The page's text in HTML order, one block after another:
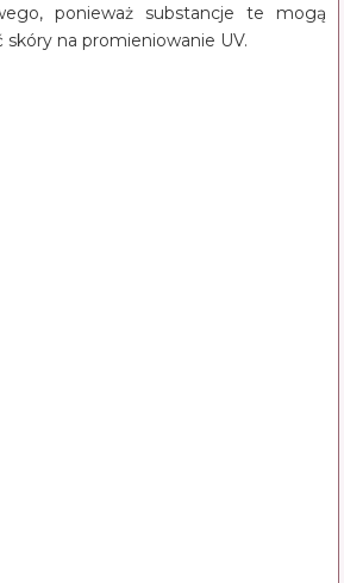
ponieważ substancje te mogą
skóry na promieniowanie UV.